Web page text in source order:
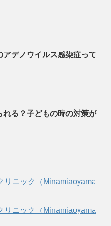
アデノウイルス感染症って
れる？子どもの時の対策が
ニック（Minamiaoyama
ニック（Minamiaoyama